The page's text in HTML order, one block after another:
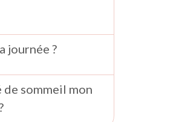
journée ?
sommeil mon